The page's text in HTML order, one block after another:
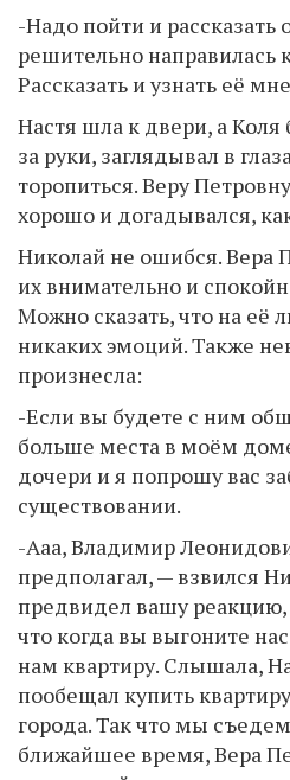
-Надо пойти и
решительно
Рассказать и узнать её
Настя шла к двери, а Коля
за руки, заглядывал в
торопиться. Веру
хорошо и догадывался,
Николай не ошибся. Вера
их внимательно и
Можно сказать, что на её
никаких эмоций. Также
произнесла:
-Если вы будете с ним
больше места в моём
дочери и я попрошу вас
существовании.
-Ааа, Владимир
предполагал, — взвился
предвидел вашу реакцию,
что когда вы выгоните
нам квартиру. Слышала,
пообещал купить
города. Так что мы
ближайшее время, Вера